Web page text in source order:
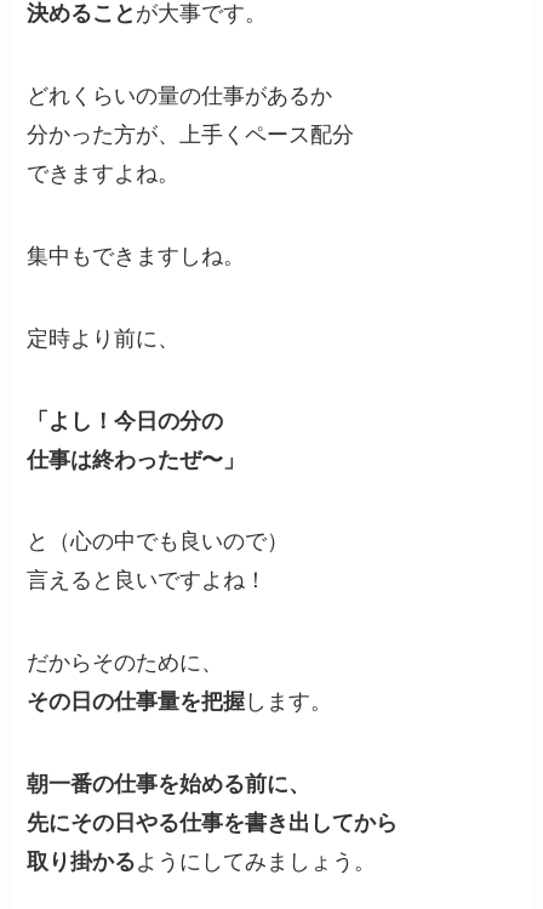
決めること が大事です。
どれくらいの量の仕事があるか
分かった方が、上手くペース配分
できますよね。
集中もできますしね。
定時より前に、
「よし！今日の分の
仕事は終わったぜ〜」
と（心の中でも良いので）
言えると良いですよね！
だからそのために、
その日の仕事量を把握 します。
朝一番の仕事を始める前に、
先にその日やる仕事を書き出してから
取り掛かるようにしてみましょう。